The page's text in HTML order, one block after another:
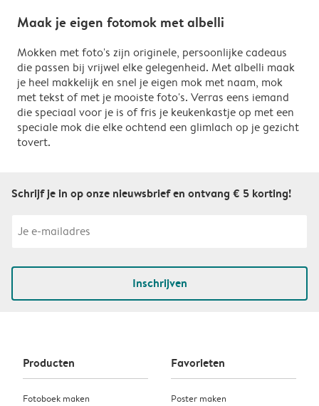
Maak je eigen fotomok met albelli
Mokken met foto's zijn originele, persoonlijke cadeaus
die passen bij vrijwel elke gelegenheid. Met albelli maak
je heel makkelijk en snel je eigen mok met naam, mok
met tekst of met je mooiste foto's. Verras eens iemand
die speciaal voor je is of fris je keukenkastje op met een
speciale mok die elke ochtend een glimlach op je gezicht
tovert.
Schrijf je in op onze nieuwsbrief en ontvang € 5 korting!
Inschrijven
Producten
Fotoboek maken
Favorieten
Poster maken